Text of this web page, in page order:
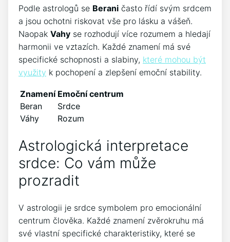
Podle astrologů se Berani často řídí svým srdcem
a jsou ochotni riskovat vše pro lásku a vášeň.
Naopak Vahy se rozhodují více rozumem a hledají
harmonii ve vztazích. Každé znamení má své
specifické schopnosti a slabiny, které mohou být
využity k pochopení a zlepšení emoční stability.
Znamení Emoční centrum
Beran
Srdce
Váhy
Rozum
Astrologická interpretace
srdce: Co vám může
prozradit
V astrologii je srdce symbolem pro emocionální
centrum člověka. Každé znamení zvěrokruhu má
své vlastní specifické charakteristiky, které se